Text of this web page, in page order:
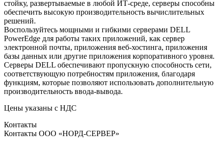
стойку, развертываемые в любой ИТ-среде, серверы способны
обеспечить высокую производительность вычислительных
решений.
Воспользуйтесь мощными и гибкими серверами DELL
PowerEdge для работы таких приложений, как сервер
электронной почты, приложения веб-хостинга, приложения
базы данных или другие приложения корпоративного уровня.
Серверы DELL обеспечивают пропускную способность сети,
соответствующую потребностям приложения, благодаря
функциям, которые позволяют использовать дополнительную
производительность ввода-вывода.
Цены указаны с НДС
Контакты
Контакты ООО «НОРД-СЕРВЕР»